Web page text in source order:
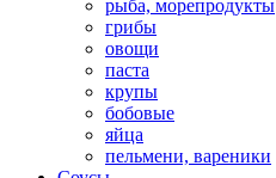
рыба, морепродукты
грибы
овощи
паста
крупы
бобовые
яйца
пельмени, вареники